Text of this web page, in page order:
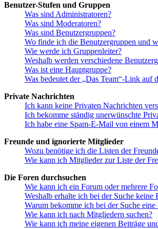
Benutzer-Stufen und Gruppen
Was sind Administratoren?
Was sind Moderatoren?
Was sind Benutzergruppen?
Wo finde ich die Benutzergruppen und
Wie werde ich Gruppenleiter?
Weshalb werden verschiedene
Was ist eine Hauptgruppe?
Was bedeutet der „Das Team“-Link auf
Private Nachrichten
Ich kann keine Privaten Nachrichten
Ich bekomme ständig unerwünschte
Ich habe eine Spam-E-Mail von einem
Freunde und ignorierte Mitglieder
Wozu benötige ich die Listen der
Wie kann ich Mitglieder zur Liste der
Die Foren durchsuchen
Wie kann ich ein Forum oder mehrere
Weshalb erhalte ich bei der Suche keine
Warum bekomme ich bei der Suche eine
Wie kann ich nach Mitgliedern suchen?
Wie kann ich meine eigenen Beiträge